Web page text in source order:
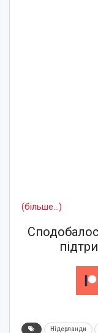
(більше…)
Нідерланди